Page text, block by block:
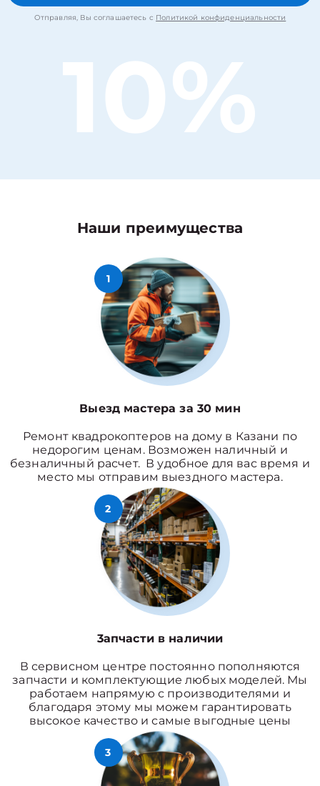
Отправляя, Вы соглашаетесь с Политикой конфиденциальности
10%
Наши преимущества
1
Выезд мастера за 30 мин
Ремонт квадрокоптеров на дому в Казани по
недорогим ценам. Возможен наличный и
безналичный расчет. В удобное для вас время и
место мы отправим выездного мастера.
2
3апчасти в наличии
В сервисном центре постоянно пополняются
запчасти и комплектующие любых моделей. Мы
работаем напрямую с производителями и
благодаря этому мы можем гарантировать
высокое качество и самые выгодные цены
3